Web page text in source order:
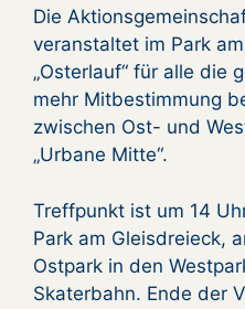
Die
veranstaltet im Park
„Osterlauf“ für alle die
mehr Mitbestimmung
zwischen Ost- und
„Urbane Mitte“.
Treffpunkt ist um 14
Park am Gleisdreieck,
Ostpark in den
Skaterbahn. Ende der